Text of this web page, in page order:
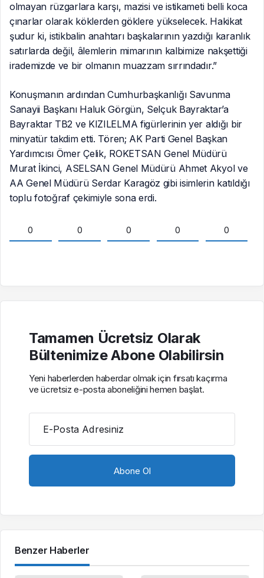
olmayan rüzgarlara karşı, mazisi ve istikameti belli koca
çınarlar olarak köklerden göklere yükselecek. Hakikat
şudur ki, istikbalin anahtarı başkalarının yazdığı karanlık
satırlarda değil, âlemlerin mimarının kalbimize nakşettiği
irademizde ve bir olmanın muazzam sırrındadır.”
Konuşmanın ardından Cumhurbaşkanlığı Savunma
Sanayii Başkanı Haluk Görgün, Selçuk Bayraktar’a
Bayraktar TB2 ve KIZILELMA figürlerinin yer aldığı bir
minyatür takdim etti. Tören; AK Parti Genel Başkan
Yardımcısı Ömer Çelik, ROKETSAN Genel Müdürü
Murat İkinci, ASELSAN Genel Müdürü Ahmet Akyol ve
AA Genel Müdürü Serdar Karagöz gibi isimlerin katıldığı
toplu fotoğraf çekimiyle sona erdi.
0 0 0 0 0
Tamamen Ücretsiz Olarak
Bültenimize Abone Olabilirsin
Yeni haberlerden haberdar olmak için fırsatı kaçırma
ve ücretsiz e-posta aboneliğini hemen başlat.
E-Posta Adresiniz
Benzer Haberler